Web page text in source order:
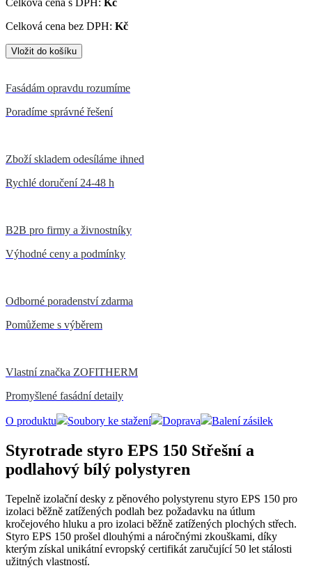
Celková cena bez DPH: Kč
Fasádám opravdu rozumíme
Poradíme správné řešení
Zboží skladem odesíláme ihned
Rychlé doručení 24-48 h
B2B pro firmy a živnostníky
Výhodné ceny a podmínky
Odborné poradenství zdarma
Pomůžeme s výběrem
Vlastní značka ZOFITHERM
Promyšlené fasádní detaily
O produktu Soubory ke stažení Doprava Balení zásilek
Styrotrade styro EPS 150 Střešní a
podlahový bílý polystyren
Tepelně izolační desky z pěnového polystyrenu styro EPS 150 pro
izolaci běžně zatížených podlah bez požadavku na útlum
kročejového hluku a pro izolaci běžně zatížených plochých střech.
Styro EPS 150 prošel dlouhými a náročnými zkouškami, díky
kterým získal unikátní evropský certifikát zaručující 50 let stálosti
užitných vlastností.